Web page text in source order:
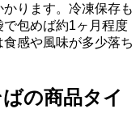
ります。冷凍保存も
包めば約1ヶ月程度
感や風味が多少落ち
の商品タイ